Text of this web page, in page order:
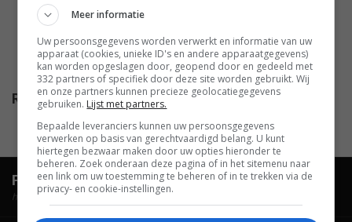
MacAninch
Carla Henry,Gavin Green,
Shelley O'Brien.
Release
04.09.1998
FilmTotaal. Hét online filmoverzicht.
hosted by
Meer informatie
Uw persoonsgegevens worden verwerkt en informatie van uw
apparaat (cookies, unieke ID's en andere apparaatgegevens)
kan worden opgeslagen door, geopend door en gedeeld met
332 partners of specifiek door deze site worden gebruikt. Wij
en onze partners kunnen precieze geolocatiegegevens
gebruiken. Lijst met partners.
Bepaalde leveranciers kunnen uw persoonsgegevens
verwerken op basis van gerechtvaardigd belang. U kunt
hiertegen bezwaar maken door uw opties hieronder te
beheren. Zoek onderaan deze pagina of in het sitemenu naar
een link om uw toestemming te beheren of in te trekken via de
privacy- en cookie-instellingen.